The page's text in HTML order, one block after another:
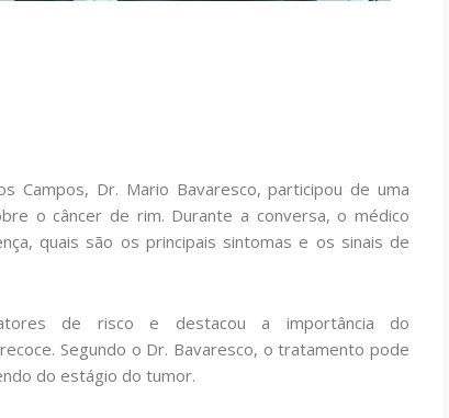
Campos, Dr. Mario Bavaresco, participou de uma
o câncer de rim. Durante a conversa, o médico
quais são os principais sintomas e os sinais de
de risco e destacou a importância do
Segundo o Dr. Bavaresco, o tratamento pode
do estágio do tumor.